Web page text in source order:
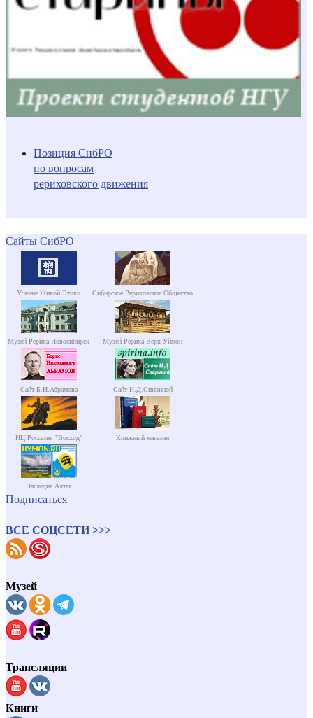
Позиция СибРО
по вопросам
рериховского движения
Сайты СибРО
Учение Живой Этики Сибирское Рериховское Общество
Музей Рериха Новосибирск Музей Рериха Верх-Уймон
Сайт Б.Н.Абрамова Сайт Н.Д.Спириной
ИЦ Россазия "Восход" Книжный магазин
Наследие Алтая
Подписаться
ВСЕ СОЦСЕТИ >>>
Музей
Трансляции
Книги